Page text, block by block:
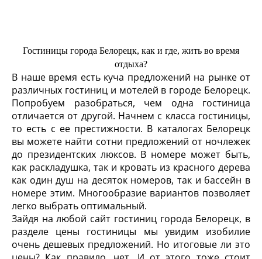
Гостиницы города Белорецк, как и где, жить во время
отдыха?
В наше время есть куча предложений на рынке от
различных гостиниц и мотелей в городе Белорецк.
Попробуем разобраться, чем одна гостиница
отличается от другой. Начнем с класса гостиницы,
то есть с ее престижности. В каталогах Белорецк
вы можете найти сотни предложений от ночлежек
до президентских люксов. В номере может быть,
как раскладушка, так и кровать из красного дерева
как один душ на десяток номеров, так и бассейн в
номере этим. Многообразие вариантов позволяет
легко выбрать оптимальный.
Зайдя на любой сайт гостиниц города Белорецк, в
разделе цены гостиницы мы увидим изобилие
очень дешевых предложений. Но итоговые ли это